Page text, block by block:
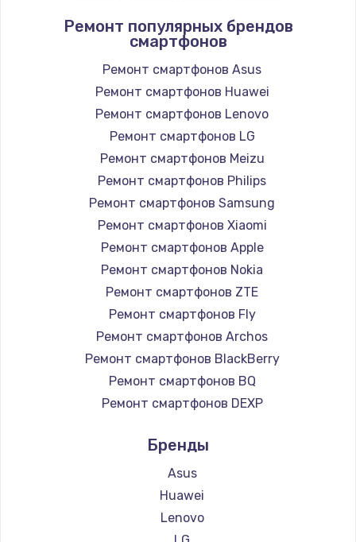
Заказать
Замена вебкамеры
1740 руб.
Заказать
Установка драйверов
1225 руб.
Заказать
Замена жесткого диска
1250 руб.
Заказать
Ремонт цепей питания
3000 руб.
Заказать
Замена видеокарты
2100 руб.
Заказать
Ремонт популярных брендов
смартфонов
Ремонт смартфонов Asus
Ремонт смартфонов Huawei
Ремонт смартфонов Lenovo
Ремонт смартфонов LG
Ремонт смартфонов Meizu
Ремонт смартфонов Philips
Ремонт смартфонов Samsung
Ремонт смартфонов Xiaomi
Ремонт смартфонов Apple
Ремонт смартфонов Nokia
Ремонт смартфонов ZTE
Ремонт смартфонов Fly
Ремонт смартфонов Archos
Ремонт смартфонов BlackBerry
Ремонт смартфонов BQ
Ремонт смартфонов DEXP
Ремонт смартфонов Ginzzu
Ремонт смартфонов Highscreen
Ремонт смартфонов Irbis
Ремонт смартфонов Kyocera
Ремонт смартфонов LeEco
Бренды
Asus
Huawei
Lenovo